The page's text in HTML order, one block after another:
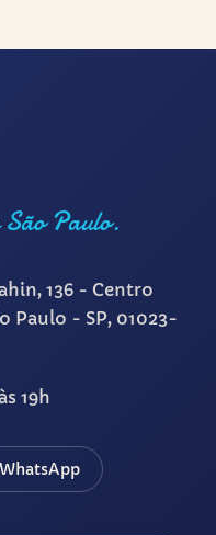
São Paulo.
136 - Centro
Paulo - SP, 01023-
19h